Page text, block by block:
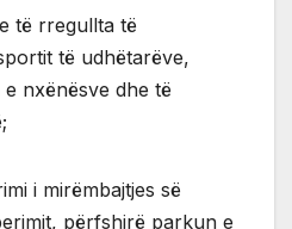
të rregullta të
të udhëtarëve,
nxënësve dhe të
i mirëmbajtjes së
përfshirë parkun e